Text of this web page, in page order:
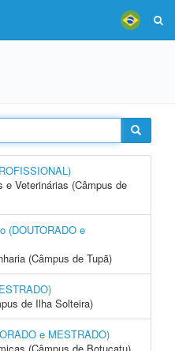
e Veterinárias (Câmpus de
(DOUTORADO e
(Câmpus de Tupã)
de Ilha Solteira)
e MESTRADO)